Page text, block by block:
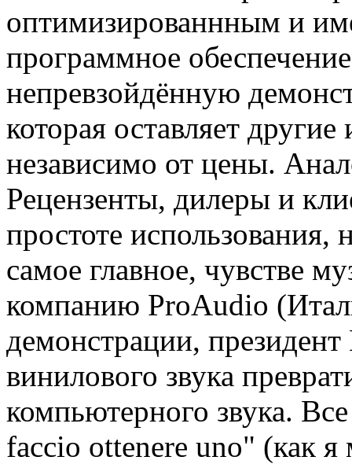
оптимизированнным и
программное
непревзойдённую
которая оставляет
независимо от цены.
Рецензенты, дилеры и
простоте
самое главное, чувстве
компанию ProAudio
демонстрации,
винилового звука
компьютерного звука.
faccio ottenere uno" (как